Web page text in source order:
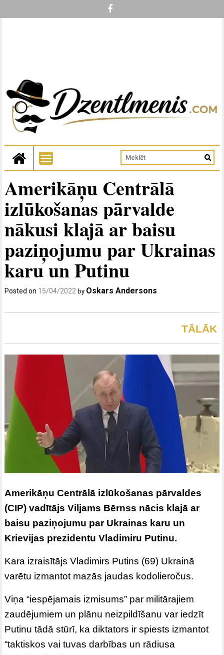
Amerikāņu Centrālā
izlūkošanas pārvalde
nākusi klajā ar baisu
paziņojumu par Ukrainas
karu un Putinu
Posted on 15/04/2022 by Oskars Andersons
TĀLĀK
Amerikāņu Centrālā izlūkošanas pārvaldes
(CIP) vadītājs Viljams Bērnss nācis klajā ar
baisu paziņojumu par Ukrainas karu un
Krievijas prezidentu Vladimiru Putinu.
Kara izraisītājs Vladimirs Putins (69) Ukrainā
varētu izmantot mazās jaudas kodolieročus.
Viņa “iespējamais izmisums” par militārajiem
zaudējumiem un plānu neizpildīšanu var iedzīt
Putinu tādā stūrī, ka diktators ir spiests izmantot
“taktiskos vai tuvas darbības un rādiusa